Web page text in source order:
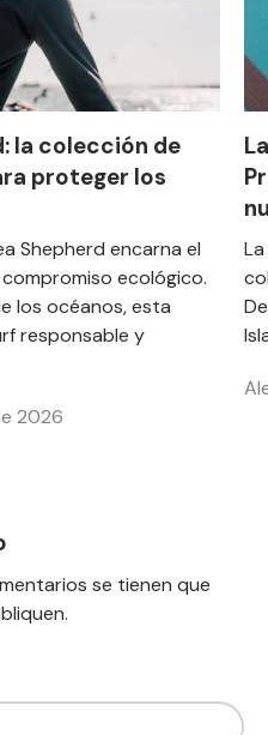
la colección de
proteger los
Shepherd encarna el
ecológico.
los océanos, esta
responsable y
2026
se tienen que